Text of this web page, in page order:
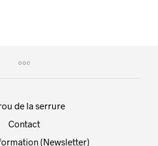
de la serrure
Contact
(Newsletter)